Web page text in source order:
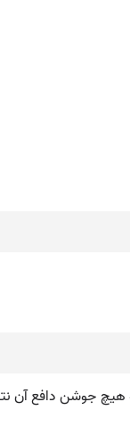
جوشن دافع آن